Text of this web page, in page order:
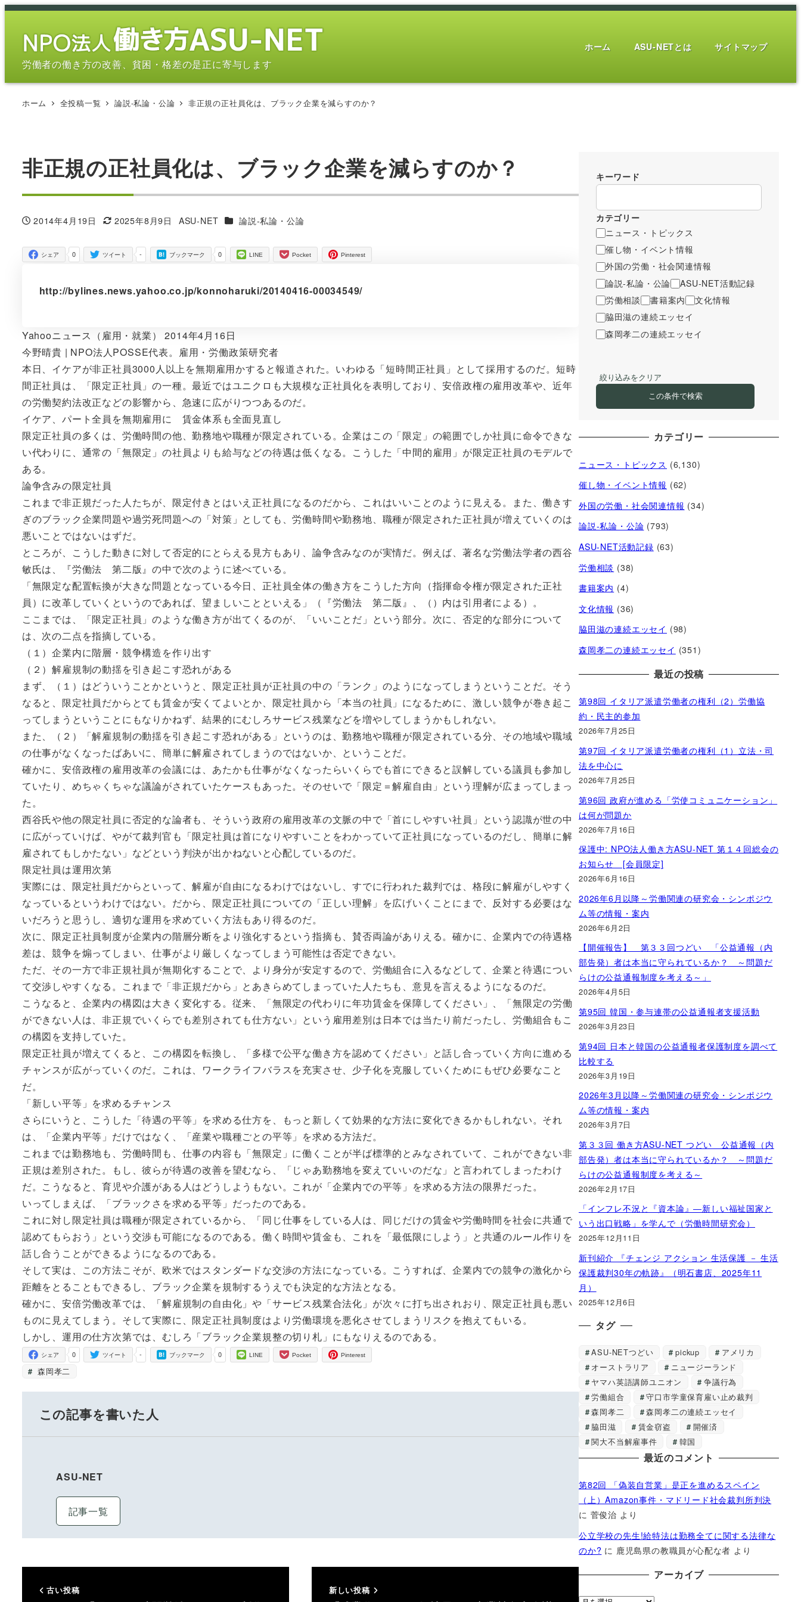
メ
労働者の働き方の改善、貧困・格差の是正に寄与します
ホーム ASU-NETとは サイトマップ
ホーム 全投稿一覧 論説-私論・公論 非正規の正社員化は、ブラック企業を減らすのか？
非正規の正社員化は、ブラック企業を減らすのか？
投稿日
2014年4月19日
更新日
2025年8月9日
著
ASU-NET カテゴリー
論説-私論・公論
0
シェア -
ツイート 0
ブックマーク LINE Pocket Pinterest
http://bylines.news.yahoo.co.jp/konnoharuki/20140416-00034549/
Yahooニュース（雇用・就業） 2014年4月16日
今野晴貴 | NPO法人POSSE代表。雇用・労働政策研究者
本日、イケアが非正社員3000人以上を無期雇用かすると報道された。いわゆる「短時間正社員」として採用するのだ。短時
間正社員は、「限定正社員」の一種。最近ではユニクロも大規模な正社員化を表明しており、安倍政権の雇用改革や、近年
の労働契約法改正などの影響から、急速に広がりつつあるのだ。
イケア、パート全員を無期雇用に 賃金体系も全面見直し
限定正社員の多くは、労働時間の他、勤務地や職種が限定されている。企業はこの「限定」の範囲でしか社員に命令できな
い代わりに、通常の「無限定」の社員よりも給与などの待遇は低くなる。こうした「中間的雇用」が限定正社員のモデルで
ある。
論争含みの限定社員
これまで非正規だった人たちが、限定付きとはいえ正社員になるのだから、これはいいことのように見える。また、働きす
ぎのブラック企業問題や過労死問題への「対策」としても、労働時間や勤務地、職種が限定された正社員が増えていくのは
悪いことではないはずだ。
ところが、こうした動きに対して否定的にとらえる見方もあり、論争含みなのが実情だ。例えば、著名な労働法学者の西谷
敏氏は、『労働法 第二版』の中で次のように述べている。
「無限定な配置転換が大きな問題となっている今日、正社員全体の働き方をこうした方向（指揮命令権が限定された正社
員）に改革していくというのであれば、望ましいことといえる」（『労働法 第二版』、（）内は引用者による）。
ここまでは、「限定正社員」のような働き方が出てくるのが、「いいことだ」という部分。次に、否定的な部分について
は、次の二点を指摘している。
（１）企業内に階層・競争構造を作り出す
（２）解雇規制の動揺を引き起こす恐れがある
まず、（１）はどういうことかというと、限定正社員が正社員の中の「ランク」のようになってしまうということだ。そう
なると、限定社員だからとても賃金が安くてよいとか、限定社員から「本当の社員」になるために、激しい競争が巻き起こ
ってしまうということにもなりかねず、結果的にむしろサービス残業などを増やしてしまうかもしれない。
また、（２）「解雇規制の動揺を引き起こす恐れがある」というのは、勤務地や職種が限定されている分、その地域や職域
の仕事がなくなったばあいに、簡単に解雇されてしまうのではないか、ということだ。
確かに、安倍政権の雇用改革の会議には、あたかも仕事がなくなったらいくらでも首にできると誤解している議員も参加し
ていたり、めちゃくちゃな議論がされていたケースもあった。そのせいで「限定＝解雇自由」という理解が広まってしまっ
た。
西谷氏や他の限定社員に否定的な論者も、そういう政府の雇用改革の文脈の中で「首にしやすい社員」という認識が世の中
に広がっていけば、やがて裁判官も「限定社員は首になりやすいことをわかっていて正社員になっているのだし、簡単に解
雇されてもしかたない」などという判決が出かねないと心配しているのだ。
限定社員は運用次第
実際には、限定社員だからといって、解雇が自由になるわけではないし、すでに行われた裁判では、格段に解雇がしやすく
なっているというわけではない。だから、限定正社員についての「正しい理解」を広げいくことにまで、反対する必要はな
いだろうと思うし、適切な運用を求めていく方法もあり得るのだ。
次に、限定正社員制度が企業内の階層分断をより強化するという指摘も、賛否両論がありえる。確かに、企業内での待遇格
差は、競争を煽ってしまい、仕事がより厳しくなってしまう可能性は否定できない。
ただ、その一方で非正規社員が無期化することで、より身分が安定するので、労働組合に入るなどして、企業と待遇につい
て交渉しやすくなる。これまで「非正規だから」とあきらめてしまっていた人たちも、意見を言えるようになるのだ。
こうなると、企業内の構図は大きく変化する。従来、「無限定の代わりに年功賃金を保障してください」、「無限定の労働
ができない人は、非正規でいくらでも差別されても仕方ない」という雇用差別は日本では当たり前だったし、労働組合もこ
の構図を支持していた。
限定正社員が増えてくると、この構図を転換し、「多様で公平な働き方を認めてください」と話し合っていく方向に進める
チャンスが広がっていくのだ。これは、ワークライフバラスを充実させ、少子化を克服していくためにもぜひ必要なこと
だ。
「新しい平等」を求めるチャンス
さらにいうと、こうした「待遇の平等」を求める仕方を、もっと新しくて効果的な方法に変化できるかもしれない。それ
は、「企業内平等」だけではなく、「産業や職種ごとの平等」を求める方法だ。
これまでは勤務地も、労働時間も、仕事の内容も「無限定」に働くことが半ば標準的とみなされていて、これができない非
正規は差別された。もし、彼らが待遇の改善を望むなら、「じゃあ勤務地を変えていいのだな」と言われてしまったわけ
だ。こうなると、育児や介護がある人はどうしようもない。これが「企業内での平等」を求める方法の限界だった。
いってしまえば、「ブラックさを求める平等」だったのである。
これに対し限定社員は職種が限定されているから、「同じ仕事をしている人は、同じだけの賃金や労働時間を社会に共通で
認めてもらおう」という交渉も可能になるのである。働く時間や賃金も、これを「最低限にしよう」と共通のルール作りを
話し合うことができるようになるのである。
そして実は、この方法こそが、欧米ではスタンダードな交渉の方法になっている。こうすれば、企業内での競争の激化から
距離をとることもできるし、ブラック企業を規制するうえでも決定的な方法となる。
確かに、安倍労働改革では、「解雇規制の自由化」や「サービス残業合法化」が次々に打ち出されおり、限定正社員も悪い
ものに見えてしまう。そして実際に、限定正社員制度はより労働環境を悪化させてしまうリスクを抱えてもいる。
しかし、運用の仕方次第では、むしろ「ブラック企業規整の切り札」にもなりえるのである。
0
シェア -
ツイート 0
ブックマーク LINE Pocket Pinterest
森岡孝二
この記事を書いた人
ASU-NET
記事一覧
古い投稿 新しい投稿
キーワード
カテゴリー
ニュース・トピックス
催し物・イベント情報
外国の労働・社会関連情報
論説-私論・公論
ASU-NET活動記録
労働相談
書籍案内
文化情報
脇田滋の連続エッセイ
森岡孝二の連続エッセイ
絞り込みをクリア
この条件で検索
カテゴリー
ニュース・トピックス (6,130)
催し物・イベント情報 (62)
外国の労働・社会関連情報 (34)
論説-私論・公論 (793)
ASU-NET活動記録 (63)
労働相談 (38)
書籍案内 (4)
文化情報 (36)
脇田滋の連続エッセイ (98)
森岡孝二の連続エッセイ (351)
最近の投稿
第98回 イタリア派遣労働者の権利（2）労働協
約・民主的参加
2026年7月25日
第97回 イタリア派遣労働者の権利（1）立法・司
法を中心に
2026年7月25日
第96回 政府が進める「労使コミュニケーション」
は何が問題か
2026年7月16日
保護中: NPO法人働き方ASU-NET 第１４回総会の
お知らせ [会員限定]
2026年6月16日
2026年6月以降～労働関連の研究会・シンポジウ
ム等の情報・案内
2026年6月2日
【開催報告】 第３３回つどい 「公益通報（内
部告発）者は本当に守られているか？ ～問題だ
らけの公益通報制度を考える～」
2026年4月5日
第95回 韓国・参与連帯の公益通報者支援活動
2026年3月23日
第94回 日本と韓国の公益通報者保護制度を調べて
比較する
2026年3月19日
2026年3月以降～労働関連の研究会・シンポジウ
ム等の情報・案内
2026年3月7日
第３３回 働き方ASU-NET つどい 公益通報（内
部告発）者は本当に守られているか？ ～問題だ
らけの公益通報制度を考える～
2026年2月17日
「インフレ不況と『資本論』―新しい福祉国家と
いう出口戦略」を学んで（労働時間研究会）
2025年12月11日
新刊紹介 『チェンジ アクション 生活保護 － 生活
保護裁判30年の軌跡』（明石書店、2025年11
月）
2025年12月6日
タグ
ASU-NETつどい pickup
アメリカ
オーストラリア
ニュージーランド
ヤマハ英語講師ユニオン
争議行為
労働組合
守口市学童保育雇い止め裁判
森岡孝二
森岡孝二の連続エッセイ
脇田滋
賃金窃盗
開催済
関大不当解雇事件
韓国
最近のコメント
第82回 「偽装自営業」是正を進めるスペイン
（上）Amazon事件・マドリード社会裁判所判決
に 菅俊治 より
公立学校の先生!給特法は勤務全てに関する法律な
のか? に 鹿児島県の教職員が心配な者 より
アーカイブ